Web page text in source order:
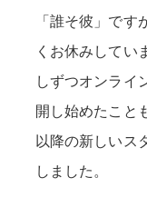
「誰そ彼」で
くお休みしてい
しずつオンライ
開し始めたこと
以降の新しいス
しました。